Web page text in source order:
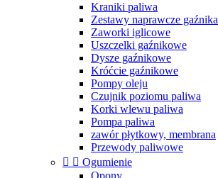
Kraniki paliwa
Zestawy naprawcze gaźnika
Zaworki iglicowe
Uszczelki gaźnikowe
Dysze gaźnikowe
Króćcie gaźnikowe
Pompy oleju
Czujnik poziomu paliwa
Korki wlewu paliwa
Pompa paliwa
zawór płytkowy, membrana
Przewody paliwowe
  Ogumienie
Opony